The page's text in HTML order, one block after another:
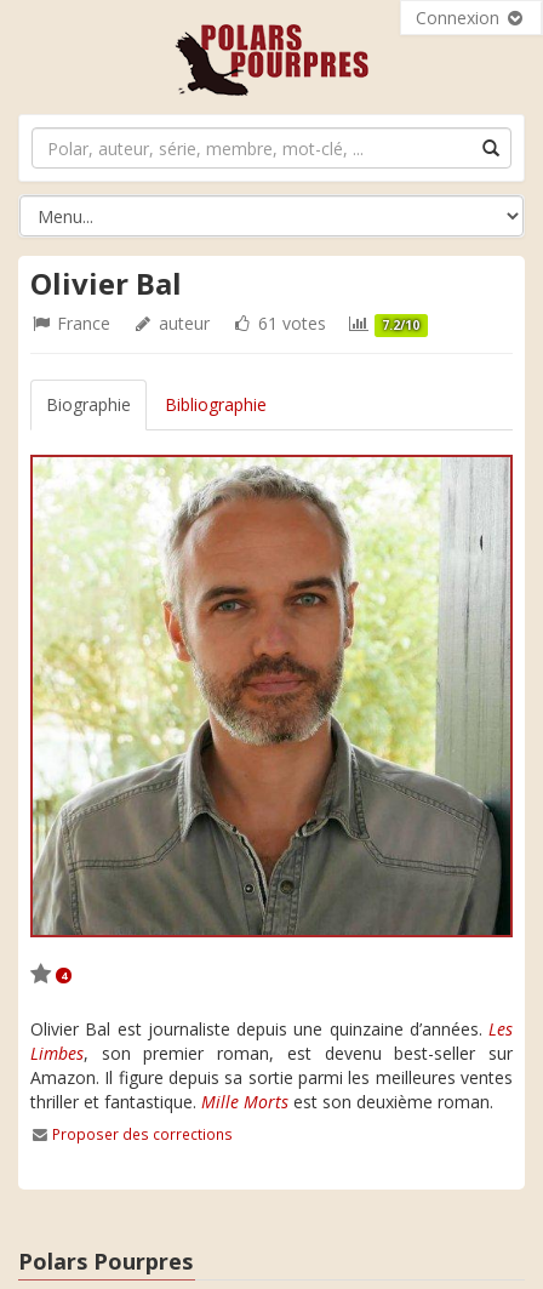
Connexion
Olivier Bal
France auteur 61 votes 7.2/10
Biographie Bibliographie
4
Olivier Bal est journaliste depuis une quinzaine d’années. Les
Limbes, son premier roman, est devenu best-seller sur
Amazon. Il figure depuis sa sortie parmi les meilleures ventes
thriller et fantastique. Mille Morts est son deuxième roman.
Proposer des corrections
Polars Pourpres